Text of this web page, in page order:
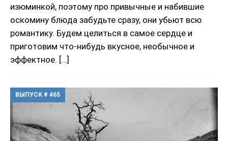
изюминкой, поэтому про привычные и набившие
оскомину блюда забудьте сразу, они убьют всю
романтику. Будем целиться в самое сердце и
приготовим что-нибудь вкусное, необычное и
эффектное. […]
ВЫПУСК # 465